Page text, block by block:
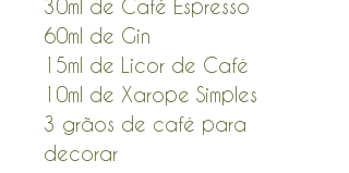
30ml de Café Espresso
60ml de Gin
15ml de Licor de Café
10ml de Xarope Simples
3 grãos de café para
decorar